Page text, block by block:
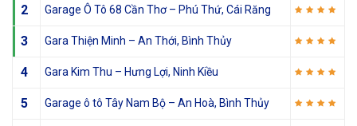
2 Garage Ô Tô 68 Cần Thơ – Phú Thứ, Cái Răng
3 Gara Thiện Minh – An Thới, Bình Thủy
4 Gara Kim Thu – Hưng Lợi, Ninh Kiều
5 Garage ô tô Tây Nam Bộ – An Hoà, Bình Thủy